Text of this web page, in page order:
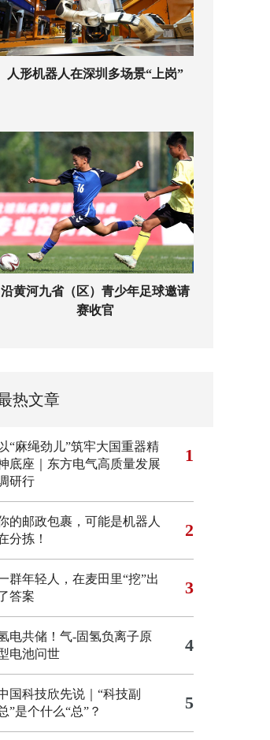
人形机器人在深圳多场景“上岗”
沿黄河九省（区）青少年足球邀请
赛收官
热文章
以“麻绳劲儿”筑牢大国重器精
底座｜东方电气高质量发展
研行
1
的邮政包裹，可能是机器人
分拣！
2
群年轻人，在麦田里“挖”出
答案
3
电共储！气-固氢负离子原
电池问世
4
国科技欣先说｜“科技副
”是个什么“总”？
5